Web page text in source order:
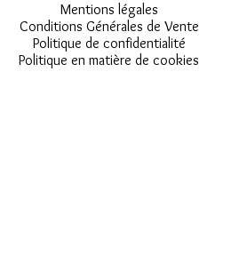
Mentions légales
Conditions Générales de Vente
Politique de confidentialité
Politique en matière de cookies